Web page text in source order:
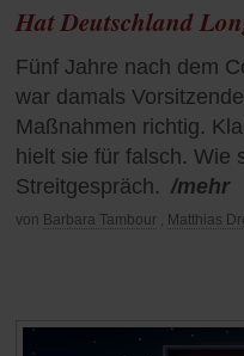
Hat Deutschland
Fünf Jahre nach dem
war damals
Maßnahmen richtig.
hielt sie für falsch. Wie
Streitgespräch. /mehr
von Barbara Tambour , Matthias